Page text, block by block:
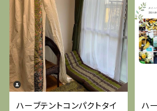
ハーブテントコンパクトタイ
ハ